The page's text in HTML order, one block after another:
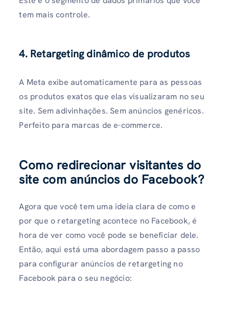
tem mais controle.
4. Retargeting dinâmico de produtos
A Meta exibe automaticamente para as pessoas
os produtos exatos que elas visualizaram no seu
site. Sem adivinhações. Sem anúncios genéricos.
Perfeito para marcas de e-commerce.
Como redirecionar visitantes do
site com anúncios do Facebook?
Agora que você tem uma ideia clara de como e
por que o retargeting acontece no Facebook, é
hora de ver como você pode se beneficiar dele.
Então, aqui está uma abordagem passo a passo
para configurar anúncios de retargeting no
Facebook para o seu negócio: